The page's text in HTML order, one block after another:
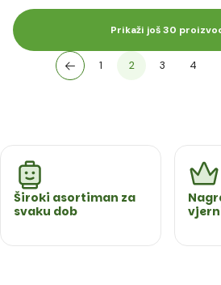
Prikaži još 30
1 2 3 4
Široki asortiman za
svaku dob